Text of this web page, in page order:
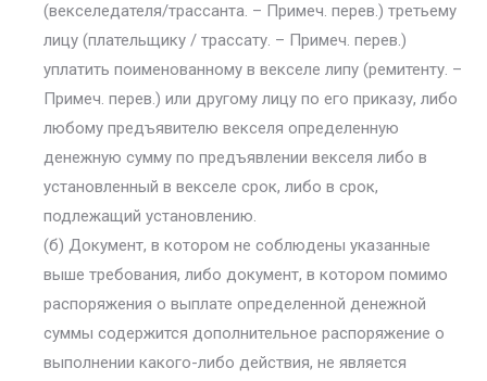
(векселедателя/трассанта. – Примеч. перев.) третьему
лицу (плательщику / трассату. – Примеч. перев.)
уплатить поименованному в векселе липу (ремитенту. –
Примеч. перев.) или другому лицу по его приказу, либо
любому предъявителю векселя определенную
денежную сумму по предъявлении векселя либо в
установленный в векселе срок, либо в срок,
подлежащий установлению.
(б) Документ, в котором не соблюдены указанные
выше требования, либо документ, в котором помимо
распоряжения о выплате определенной денежной
суммы содержится дополнительное распоряжение о
выполнении какого-либо действия, не является